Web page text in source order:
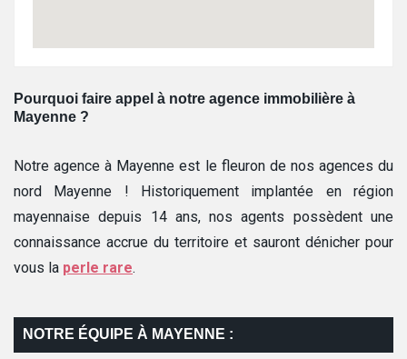
Pourquoi faire appel à notre agence immobilière à
Mayenne ?
Notre agence à Mayenne est le fleuron de nos agences du
nord Mayenne ! Historiquement implantée en région
mayennaise depuis 14 ans, nos agents possèdent une
connaissance accrue du territoire et sauront dénicher pour
vous la perle rare.
NOTRE ÉQUIPE À MAYENNE :